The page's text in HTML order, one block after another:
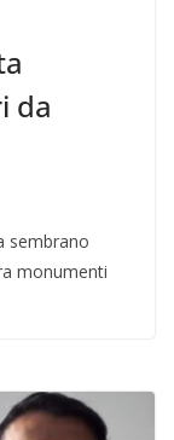
da
sembrano
monumenti